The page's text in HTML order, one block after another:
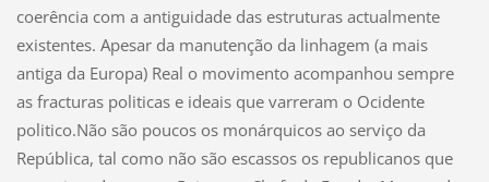
coerência com a antiguidade das estruturas actualmente
existentes. Apesar da manutenção da linhagem (a mais
antiga da Europa) Real o movimento acompanhou sempre
as fracturas politicas e ideais que varreram o Ocidente
politico.Não são poucos os monárquicos ao serviço da
República, tal como não são escassos os republicanos que